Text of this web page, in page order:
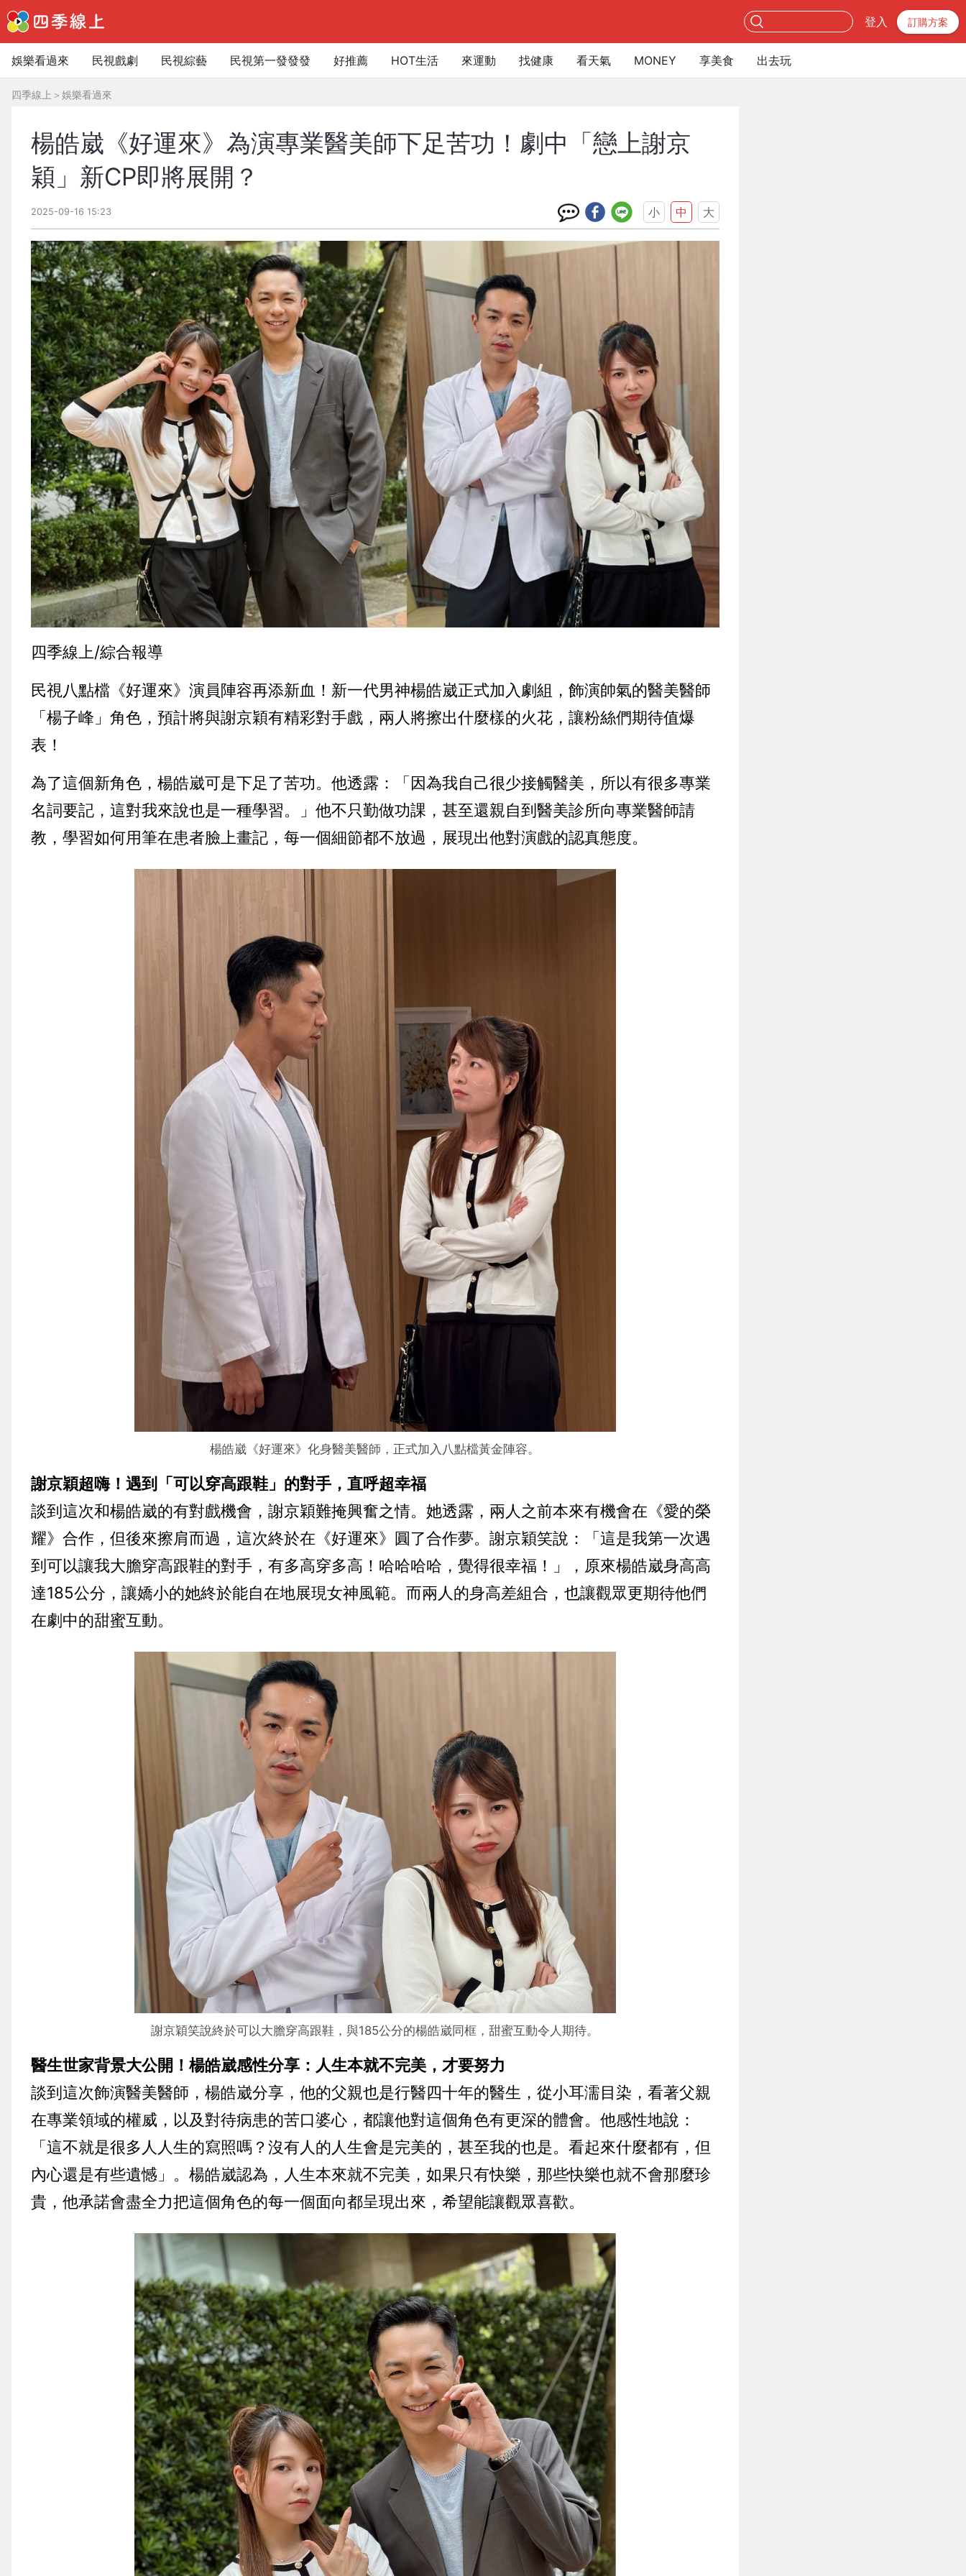
登入 訂購方案
娛樂看過來 民視戲劇 民視綜藝 民視第一發發發 好推薦 HOT生活 來運動 找健康 看天氣 MONEY 享美食 出去玩
四季線上 ＞ 娛樂看過來
楊皓崴《好運來》為演專業醫美師下足苦功！劇中「戀上謝京
穎」新CP即將展開？
2025-09-16 15:23 小 中 大
四季線上/綜合報導
民視八點檔《好運來》演員陣容再添新血！新一代男神楊皓崴正式加入劇組，飾演帥氣的醫美醫師
「楊子峰」角色 ，預計將與謝京穎有精彩對手戲，兩人將擦出什麼樣的火花，讓粉絲們期待值爆
表！
為了這個新角色，楊皓崴可是下足了苦功。他透露：「因為我自己很少接觸醫美，所以有很多專業
名詞要記，這對我來說也是一種學習。」他不只勤做功課，甚至還親自到醫美診所向專業醫師請
教，學習如何用筆在患者臉上畫記，每一個細節都不放過，展現出他對演戲的認真態度。
楊皓崴 《好運來》化身醫美醫師，正式加入八點檔黃金陣容。
謝京穎超嗨！遇到「可以穿高跟鞋」的對手，直呼超幸福
談到這次和楊皓崴的有對戲機會，謝京穎難掩興奮之情。她透露，兩人之前本來有機會在《愛的榮
耀》合作，但後來擦肩而過，這次終於在《好運來》圓了合作夢。謝京穎笑說：「這是我第一次遇
到可以讓我大膽穿高跟鞋的對手，有多高穿多高！哈哈哈哈，覺得很幸福！」，原來楊皓崴身高高
達185公分，讓嬌小的她終於能自在地展現女神風範。而兩人的身高差組合，也讓觀眾更期待他們
在劇中的甜蜜互動。
謝京穎笑說終於可以大膽穿高跟鞋，與185公分的楊皓崴同框，甜蜜互動令人期待。
醫生世家背景大公開！楊皓崴感性分享：人生本就不完美，才要努力
談到這次飾演醫美醫師，楊皓崴分享，他的父親也是行醫四十年的醫生，從小耳濡目染，看著父親
在專業領域的權威，以及對待病患的苦口婆心，都讓他對這個角色有更深的體會。他感性地說：
「這不就是很多人人生的寫照嗎？沒有人的人生會是完美的，甚至我的也是。看起來什麼都有，但
內心還是有些遺憾」 。楊皓崴認為，人生本來就不完美，如果只有快樂，那些快樂也就不會那麼珍
貴，他承諾會盡全力把這個角色的每一個面向都呈現出來，希望能讓觀眾喜歡。